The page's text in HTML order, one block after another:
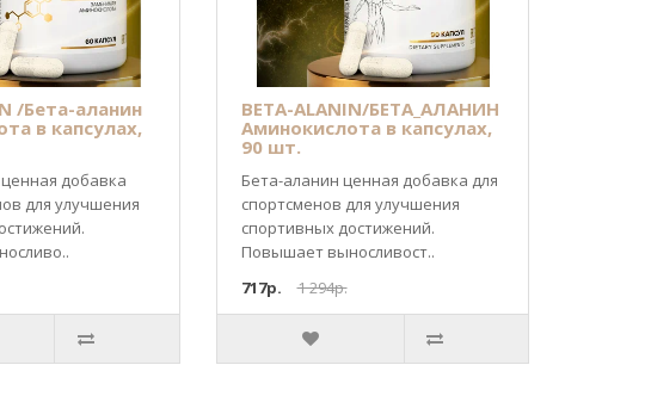
/Бета-аланин
в капсулах,
добавка
для улучшения
BETA-ALANIN/БЕТА_АЛАНИН
Аминокислота в капсулах,
90 шт.
Бета-аланин ценная добавка для
спортсменов для улучшения
спортивных достижений.
Повышает выносливост..
717р.
1 294р.